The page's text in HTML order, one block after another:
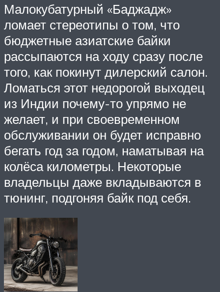
Малокубатурный «Баджадж»
ломает стереотипы о том, что
бюджетные азиатские байки
рассыпаются на ходу сразу после
того, как покинут дилерский салон.
Ломаться этот недорогой выходец
из Индии почему-то упрямо не
желает, и при своевременном
обслуживании он будет исправно
бегать год за годом, наматывая на
колёса километры. Некоторые
владельцы даже вкладываются в
тюнинг, подгоняя байк под себя.